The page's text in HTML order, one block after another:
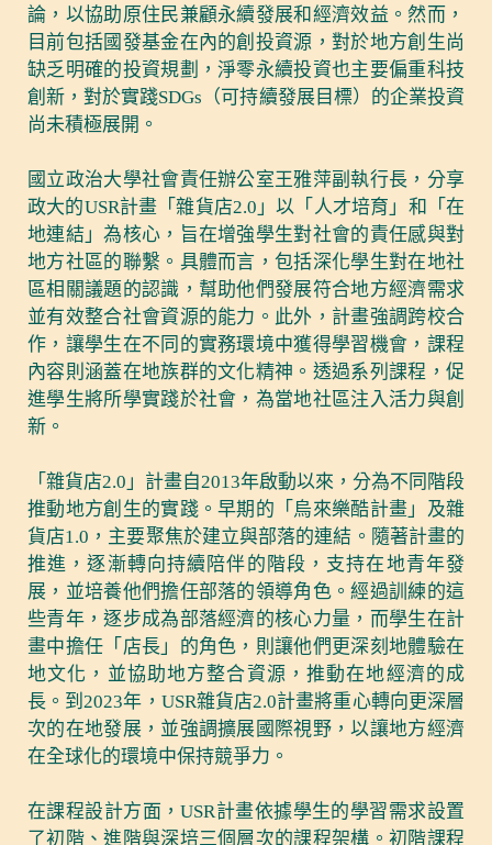
論，以協助原住民兼顧永續發展和經濟效益。然而，
目前包括國發基金在內的創投資源，對於地方創生尚
缺乏明確的投資規劃，淨零永續投資也主要偏重科技
創新，對於實踐SDGs（可持續發展目標）的企業投資
尚未積極展開。
國立政治大學社會責任辦公室王雅萍副執行長，分享
政大的USR計畫「雜貨店2.0」以「人才培育」和「在
地連結」為核心，旨在增強學生對社會的責任感與對
地方社區的聯繫。具體而言，包括深化學生對在地社
區相關議題的認識，幫助他們發展符合地方經濟需求
並有效整合社會資源的能力。此外，計畫強調跨校合
作，讓學生在不同的實務環境中獲得學習機會，課程
內容則涵蓋在地族群的文化精神。透過系列課程，促
進學生將所學實踐於社會，為當地社區注入活力與創
新。
「雜貨店2.0」計畫自2013年啟動以來，分為不同階段
推動地方創生的實踐。早期的「烏來樂酷計畫」及雜
貨店1.0，主要聚焦於建立與部落的連結。隨著計畫的
推進，逐漸轉向持續陪伴的階段，支持在地青年發
展，並培養他們擔任部落的領導角色。經過訓練的這
些青年，逐步成為部落經濟的核心力量，而學生在計
畫中擔任「店長」的角色，則讓他們更深刻地體驗在
地文化，並協助地方整合資源，推動在地經濟的成
長。到2023年，USR雜貨店2.0計畫將重心轉向更深層
次的在地發展，並強調擴展國際視野，以讓地方經濟
在全球化的環境中保持競爭力。
在課程設計方面，USR計畫依據學生的學習需求設置
了初階、進階與深培三個層次的課程架構。初階課程